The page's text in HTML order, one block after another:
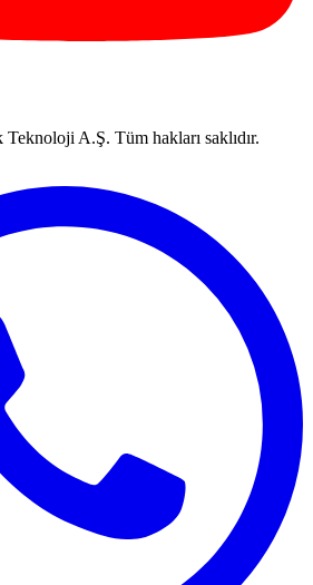
A.Ş. Tüm hakları saklıdır.